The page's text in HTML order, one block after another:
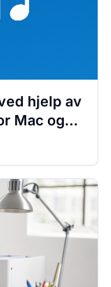
hjelp av
Mac og